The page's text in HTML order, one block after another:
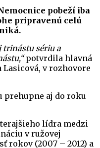
pobeží iba
pripravenú celú
trinástu sériu a
potvrdila hlavná
v rozhovore
prehupne aj do roku
lídra medzi
v ružovej
rokov (2007 – 2012) a